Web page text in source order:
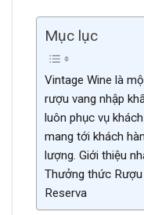
Mục lục
Vintage Wine là
rượu vang nhập
luôn phục vụ
mang tới khách
lượng. Giới thiệu
Thưởng thức
Reserva